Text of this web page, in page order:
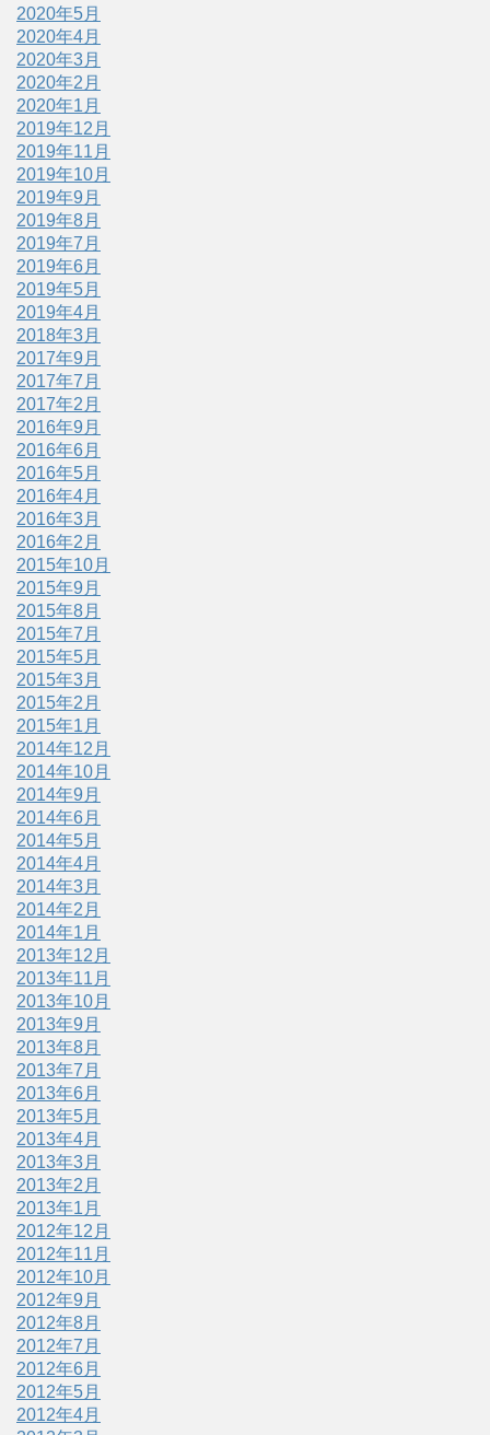
2020年5月
2020年4月
2020年3月
2020年2月
2020年1月
2019年12月
2019年11月
2019年10月
2019年9月
2019年8月
2019年7月
2019年6月
2019年5月
2019年4月
2018年3月
2017年9月
2017年7月
2017年2月
2016年9月
2016年6月
2016年5月
2016年4月
2016年3月
2016年2月
2015年10月
2015年9月
2015年8月
2015年7月
2015年5月
2015年3月
2015年2月
2015年1月
2014年12月
2014年10月
2014年9月
2014年6月
2014年5月
2014年4月
2014年3月
2014年2月
2014年1月
2013年12月
2013年11月
2013年10月
2013年9月
2013年8月
2013年7月
2013年6月
2013年5月
2013年4月
2013年3月
2013年2月
2013年1月
2012年12月
2012年11月
2012年10月
2012年9月
2012年8月
2012年7月
2012年6月
2012年5月
2012年4月